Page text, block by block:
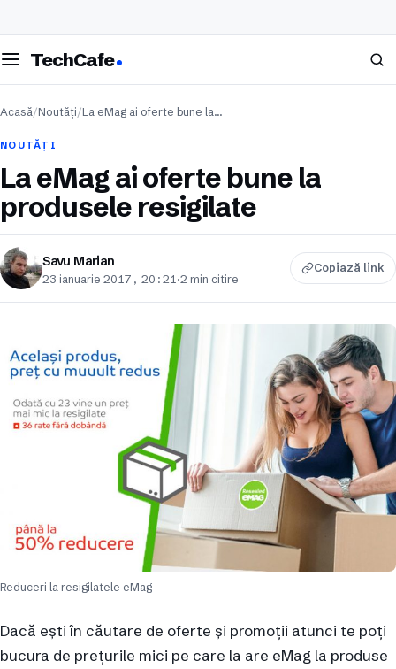
meniul
TechCafe Caută
Acasă/Noutăți/La eMag ai oferte bune la…
NOUTĂȚI
La eMag ai oferte bune la
produsele resigilate
Savu Marian
23 ianuarie 2017, 20:21 ·2 min citire
Copiază link
Reduceri la resigilatele eMag
Dacă ești în căutare de oferte și promoții atunci te poți
bucura de prețurile mici pe care la are eMag la produse